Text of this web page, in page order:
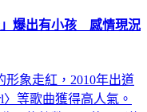
」爆出有小孩 感情現況
象走紅，2010年出道
等歌曲獲得高人氣。